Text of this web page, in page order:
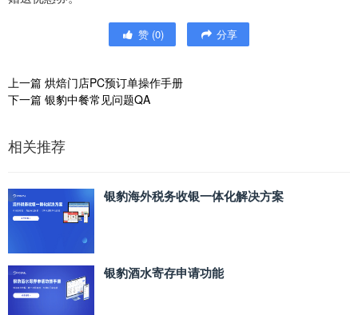
赞 (0) 分享
上一篇 烘焙门店PC预订单操作手册
下一篇 银豹中餐常见问题QA
相关推荐
银豹海外税务收银一体化解决方案
银豹酒水寄存申请功能